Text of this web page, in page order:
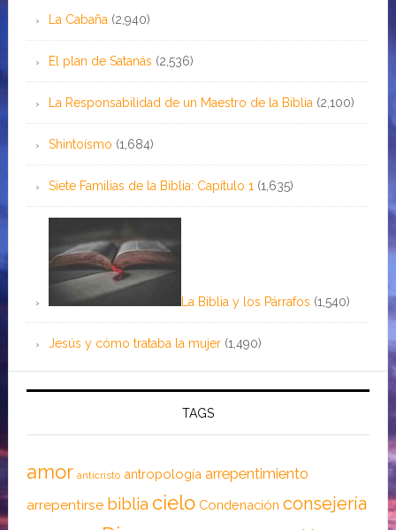
La Cabaña (2,940)
El plan de Satanás (2,536)
La Responsabilidad de un Maestro de la Biblia (2,100)
Shintoísmo (1,684)
Siete Familias de la Biblia: Capítulo 1 (1,635)
La Biblia y los Párrafos (1,540)
Jesús y cómo trataba la mujer (1,490)
TAGS
amor anticristo antropología arrepentimiento
arrepentirse biblia cielo Condenación consejería